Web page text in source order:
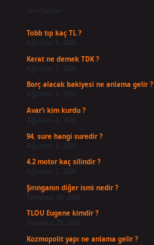
Son Yazılar
Tobb tıp kaç TL ?
Ağustos 8, 2026
Kerat ne demek TDK ?
Ağustos 7, 2026
Borç alacak bakiyesi ne anlama gelir ?
Ağustos 6, 2026
Avar’ı kim kurdu ?
Ağustos 4, 2026
94. sure hangi suredir ?
Ağustos 3, 2026
4.2 motor kaç silindir ?
Ağustos 3, 2026
Şırınganın diğer ismi nedir ?
TLOU Eugene kimdir ?
Temmuz 29, 2026
Kozmopolit yapı ne anlama gelir ?